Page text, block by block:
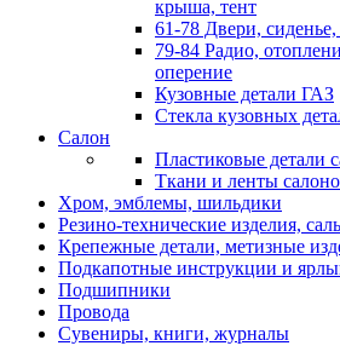
крыша, тент
61-78 Двери, сиденье,
79-84 Радио,
оперение
Кузовные детали ГАЗ
Стекла кузовных
Салон
Пластиковые детали
Ткани и ленты
Хром, эмблемы, шильдики
Резино-технические изделия,
Крепежные детали, метизные
Подкапотные инструкции и
Подшипники
Провода
Сувениры, книги, журналы